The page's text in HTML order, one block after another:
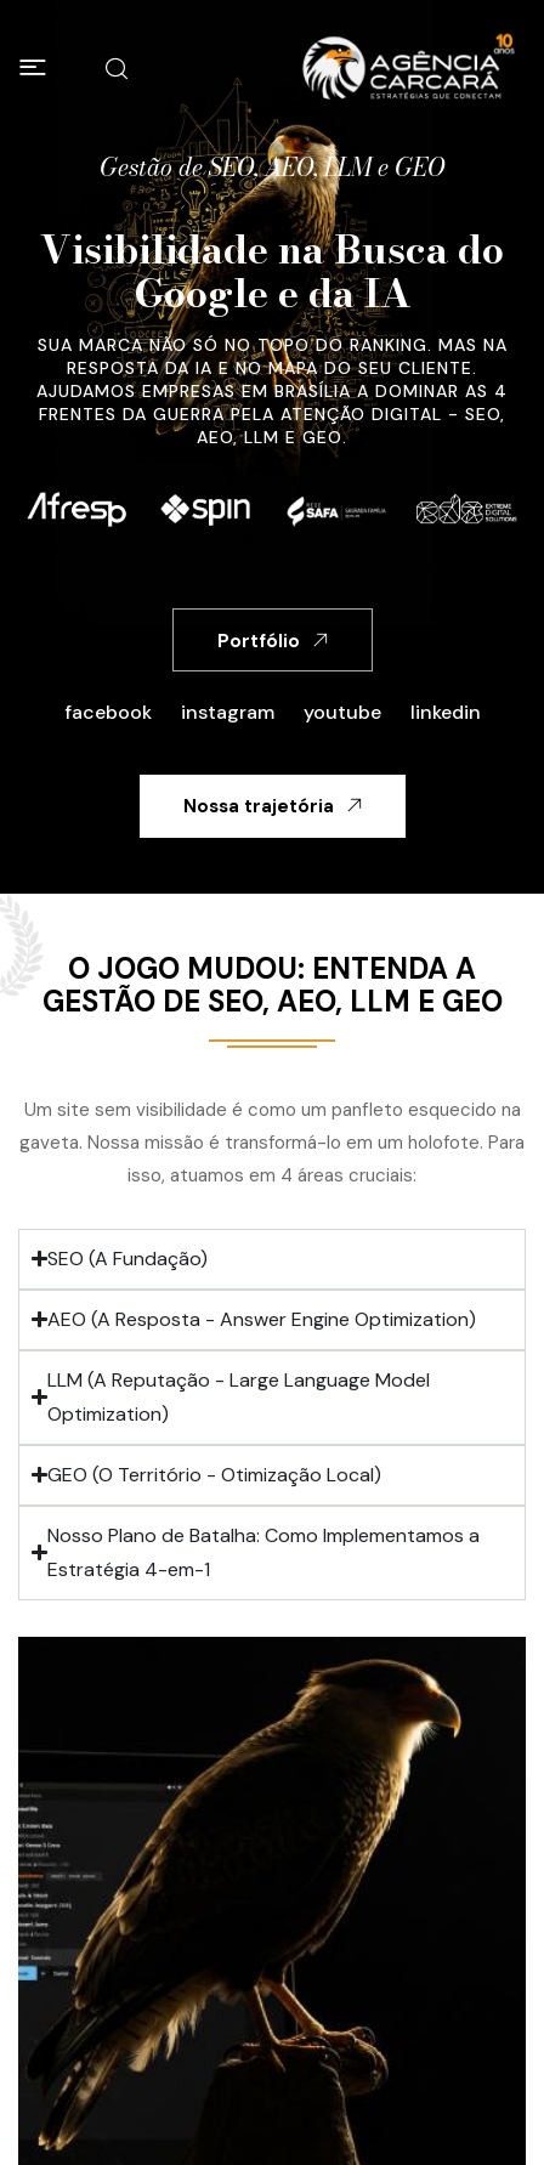
Gestão de SEO, AEO, LLM e GEO
Visibilidade na Busca do
Google e da IA
SUA MARCA NÃO SÓ NO TOPO DO RANKING. MAS NA
RESPOSTA DA IA E NO MAPA DO SEU CLIENTE.
AJUDAMOS EMPRESAS EM BRASÍLIA A DOMINAR AS 4
FRENTES DA GUERRA PELA ATENÇÃO DIGITAL - SEO,
AEO, LLM E GEO.
Portfólio
facebook instagram youtube linkedin
Nossa trajetória
O JOGO MUDOU: ENTENDA A
GESTÃO DE SEO, AEO, LLM E GEO
Um site sem visibilidade é como um panfleto esquecido na
gaveta. Nossa missão é transformá-lo em um holofote. Para
isso, atuamos em 4 áreas cruciais:
SEO (A Fundação)
AEO (A Resposta - Answer Engine Optimization)
LLM (A Reputação - Large Language Model
Optimization)
GEO (O Território - Otimização Local)
Nosso Plano de Batalha: Como Implementamos a
Estratégia 4-em-1